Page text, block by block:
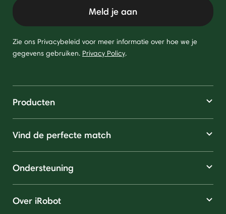
Meld je aan
Zie ons Privacybeleid voor meer informatie over hoe we je
gegevens gebruiken. Privacy Policy.
Producten
Vind de perfecte match
Ondersteuning
Over iRobot